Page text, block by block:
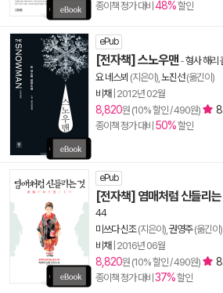
종이책 정가 대비 48%할인
ePub
[전자책] 스노우맨 -형사 해리
요 네스뵈 (지은이), 노진선(옮긴이)
비채 2012년 02월
8,820원 (10% 할인 / 490원)
종이책 정가 대비 50%할인
ePub
[전자책] 염매처럼 신들리
44
미쓰다 신조(지은이), 권영주(옮긴이)
비채 2016년 06월
8,820원 (10% 할인 / 490원)
종이책 정가 대비 37%할인